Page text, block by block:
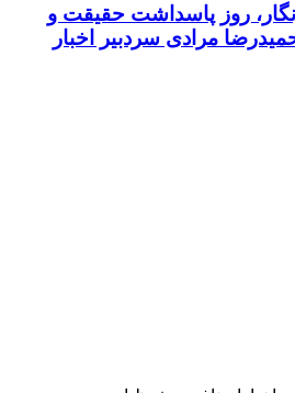
روز پاسداشت حقیقت و
مرادی سردبیر اخبار